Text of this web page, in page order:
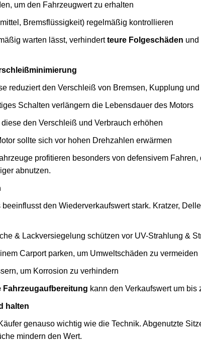
um den Fahrzeugwert zu erhalten
Bremsflüssigkeit) regelmäßig kontrollieren
warten lässt, verhindertteure Folgeschäden und
reduziert den Verschleiß von Bremsen, Kupplung
Schalten verlängern die Lebensdauer des Motors
den Verschleiß und Verbrauch erhöhen
sollte sich vor hohen Drehzahlen erwärmen
profitieren besonders von defensivem Fahren,
abnutzen.
den Wiederverkaufswert stark. Kratzer,
& Lackversiegelung schützen vor UV-Strahlung &
Carport parken, um Umweltschäden zu vermeiden
um Korrosion zu verhindern
Fahrzeugaufbereitung kann den Verkaufswert um bis
halten
genauso wichtig wie die Technik. Abgenutzte
mindern den Wert.